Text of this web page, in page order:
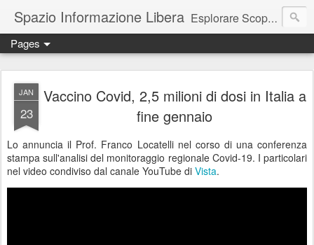
Spazio Informazione Libera Esplorare Scoprire Creare
Escursioni, viaggi, arte, tecnologia, attualità
Pages
JAN
23
Vaccino Covid, 2,5 milioni di dosi in Italia a
fine gennaio
Lo annuncia il Prof. Franco Locatelli nel corso di una conferenza
stampa sull'analisi del monitoraggio regionale Covid-19. I particolari
nel video condiviso dal canale YouTube di Vista.